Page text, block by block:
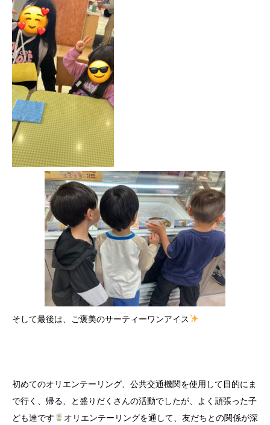
そして最後は、ご褒美のサーティーワンアイス
初めてのオリエンテーリング、公共交通機関を使用して目的にま
で行く、帰る、と盛りだくさんの活動でしたが、よく頑張った子
ども達です
オリエンテーリングを通して、友だちとの関係が深